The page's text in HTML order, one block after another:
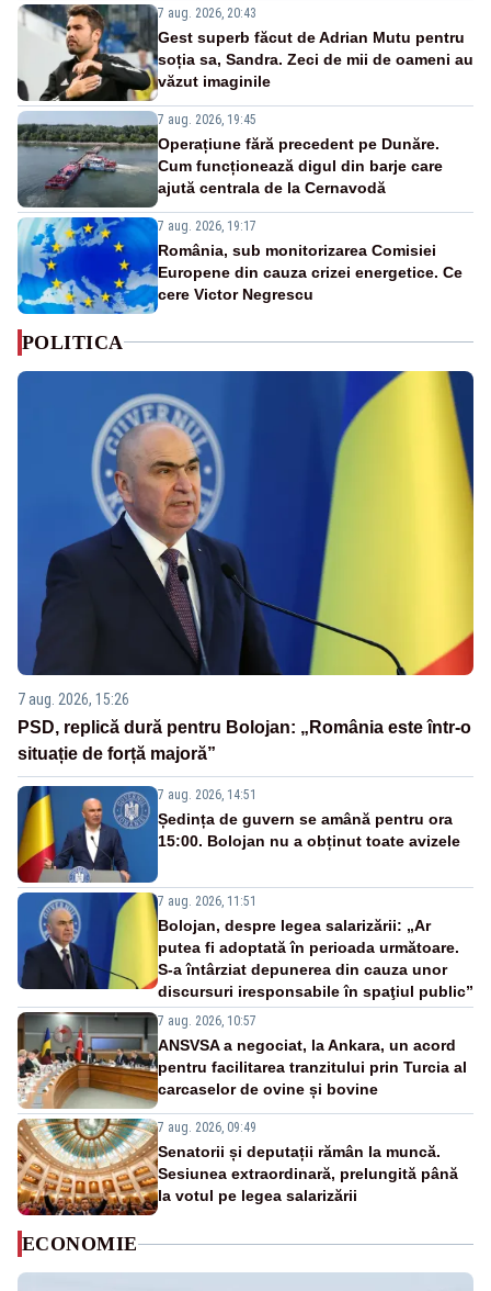
7 aug. 2026, 20:43
Gest superb făcut de Adrian Mutu pentru
soția sa, Sandra. Zeci de mii de oameni au
văzut imaginile
7 aug. 2026, 19:45
Operațiune fără precedent pe Dunăre.
Cum funcționează digul din barje care
ajută centrala de la Cernavodă
7 aug. 2026, 19:17
România, sub monitorizarea Comisiei
Europene din cauza crizei energetice. Ce
cere Victor Negrescu
POLITICA
7 aug. 2026, 15:26
PSD, replică dură pentru Bolojan: „România este într-o
situație de forță majoră”
7 aug. 2026, 14:51
Ședința de guvern se amână pentru ora
15:00. Bolojan nu a obținut toate avizele
7 aug. 2026, 11:51
Bolojan, despre legea salarizării: „Ar
putea fi adoptată în perioada următoare.
S-a întârziat depunerea din cauza unor
discursuri iresponsabile în spaţiul public”
7 aug. 2026, 10:57
ANSVSA a negociat, la Ankara, un acord
pentru facilitarea tranzitului prin Turcia al
carcaselor de ovine și bovine
7 aug. 2026, 09:49
Senatorii și deputații rămân la muncă.
Sesiunea extraordinară, prelungită până
la votul pe legea salarizării
ECONOMIE